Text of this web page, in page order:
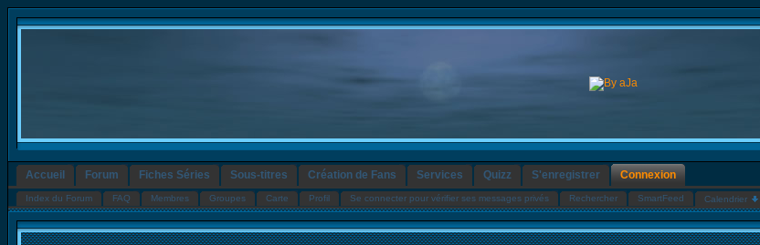
Accueil Forum Fiches Séries Sous-titres Création de Fans Services Quizz S'enregistrer Connexion
Index du Forum FAQ Membres Groupes Carte Profil Se connecter pour vérifier ses messages privés Rechercher SmartFeed Calendrier